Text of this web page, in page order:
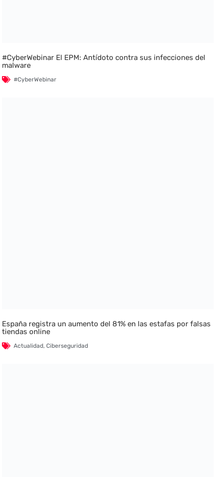
#CyberWebinar El EPM: Antídoto contra sus infecciones del
malware
#CyberWebinar
España registra un aumento del 81% en las estafas por falsas
tiendas online
Actualidad,Ciberseguridad